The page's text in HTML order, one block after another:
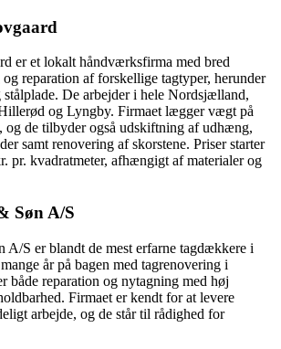
er et lokalt håndværksfirma med bred
reparation af forskellige tagtyper, herunder
De arbejder i hele Nordsjælland,
og Lyngby. Firmaet lægger vægt på
de tilbyder også udskiftning af udhæng,
samt renovering af skorstene. Priser starter
pr. kvadratmeter, afhængigt af materialer og
Søn A/S
A/S er blandt de mest erfarne tagdækkere i
år på bagen med tagrenovering i
både reparation og nytagning med høj
Firmaet er kendt for at levere
arbejde, og de står til rådighed for